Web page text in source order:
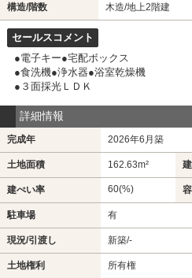
構造/階数 木造/地上2階建
セールスコメント
●電子キー●宅配ボックス
●食洗機●浄水器●浴室乾燥機
●３面採光ＬＤＫ
詳細情報
完成年 2026年6月築
土地面積 162.63m²
建ぺい率 60(%)
駐車場 有
現況/引渡し 新築/-
土地権利 所有権